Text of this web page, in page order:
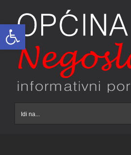
Open toolbar
content
Idi na...